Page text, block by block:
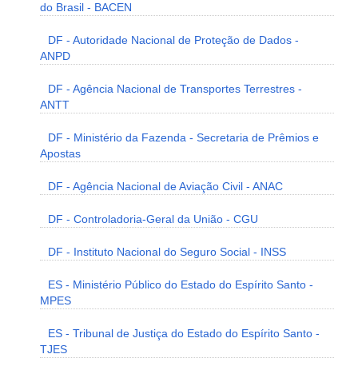
do Brasil - BACEN
DF - Autoridade Nacional de Proteção de Dados -
ANPD
DF - Agência Nacional de Transportes Terrestres -
ANTT
DF - Ministério da Fazenda - Secretaria de Prêmios e
Apostas
DF - Agência Nacional de Aviação Civil - ANAC
DF - Controladoria-Geral da União - CGU
DF - Instituto Nacional do Seguro Social - INSS
ES - Ministério Público do Estado do Espírito Santo -
MPES
ES - Tribunal de Justiça do Estado do Espírito Santo -
TJES